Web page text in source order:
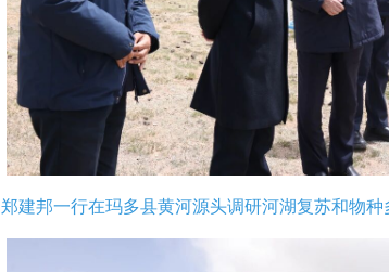
郑建邦一行在玛多县黄河源头调研河湖复苏和物种